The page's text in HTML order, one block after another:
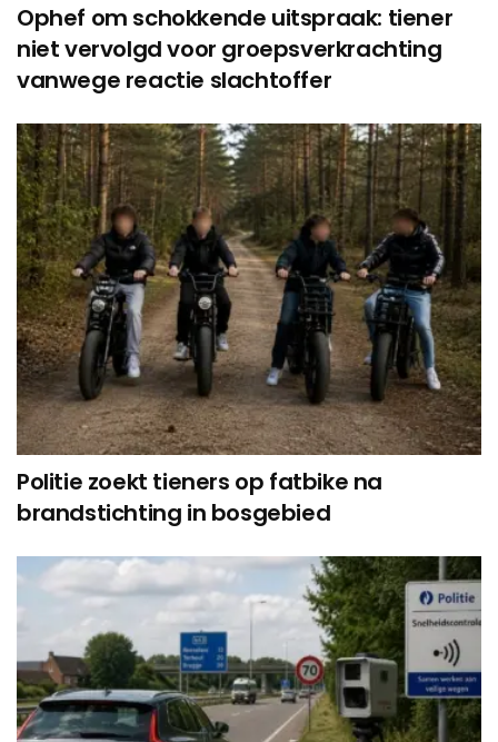
Ophef om schokkende uitspraak: tiener
niet vervolgd voor groepsverkrachting
vanwege reactie slachtoffer
Politie zoekt tieners op fatbike na
brandstichting in bosgebied